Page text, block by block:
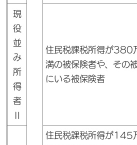
現
役
並
み
所
得
者
住民税課税所得が380
満の被保険者や、その
にいる被保険者
住民税課税所得が145